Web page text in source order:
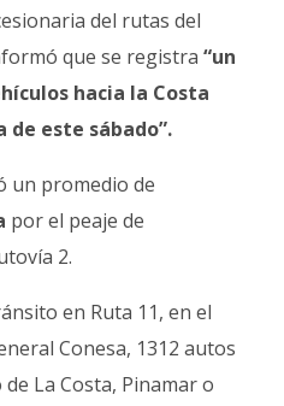
del rutas del
que se registra “un
hacia la Costa
este sábado”.
un promedio de
por el peaje de
2.
en Ruta 11, en el
Conesa, 1312 autos
La Costa, Pinamar o